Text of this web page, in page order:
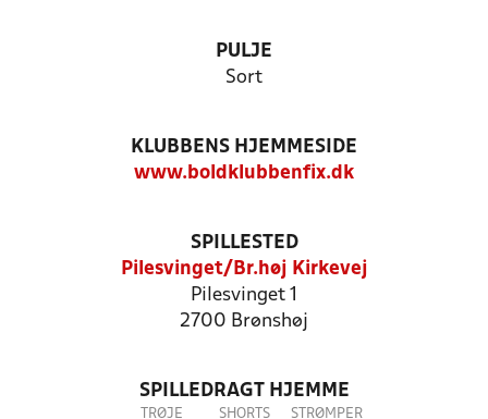
PULJE
Sort
KLUBBENS HJEMMESIDE
www.boldklubbenfix.dk
SPILLESTED
Pilesvinget/Br.høj Kirkevej
Pilesvinget 1
2700 Brønshøj
SPILLEDRAGT HJEMME
TRØJE SHORTS STRØMPER